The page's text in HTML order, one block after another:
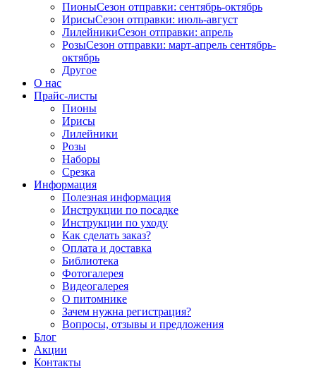
ПионыСезон отправки: сентябрь-октябрь
ИрисыСезон отправки: июль-август
ЛилейникиСезон отправки: апрель
РозыСезон отправки: март-апрель сентябрь-
октябрь
Другое
О нас
Прайс-листы
Пионы
Ирисы
Лилейники
Розы
Наборы
Срезка
Информация
Полезная информация
Инструкции по посадке
Инструкции по уходу
Как сделать заказ?
Оплата и доставка
Библиотека
Фотогалерея
Видеогалерея
О питомнике
Зачем нужна регистрация?
Вопросы, отзывы и предложения
Блог
Акции
Контакты